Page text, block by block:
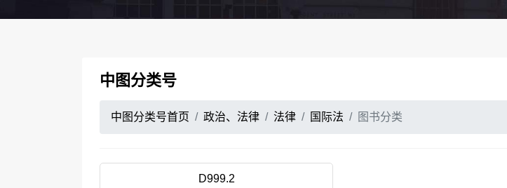
中图分类号
中图分类号首页 政治、法律 法律 国际法 图书分类
D999.2